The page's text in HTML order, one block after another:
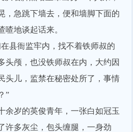
，急跳下墙去，便和墙脚下面的
喳地谈起话来。
衙监牢内，找不着铁师叔的
头颅，也没铁师叔在内，大约因
头儿，监禁在秘密处所了，事情
”
岁的英俊青年，一张白如冠玉
许多灰尘，包头缠腿，一身劲